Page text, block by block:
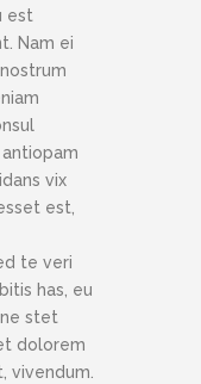
est
Nam ei
vix
est,
te veri
has, eu
stet
dolorem
vivendum.